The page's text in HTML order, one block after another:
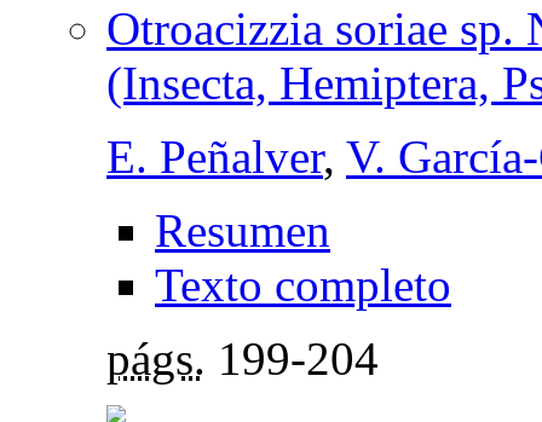
Otroacizzia soriae
(Insecta, Hemiptera,
E. Peñalver, V.
Resumen
Texto completo
págs. 199-204